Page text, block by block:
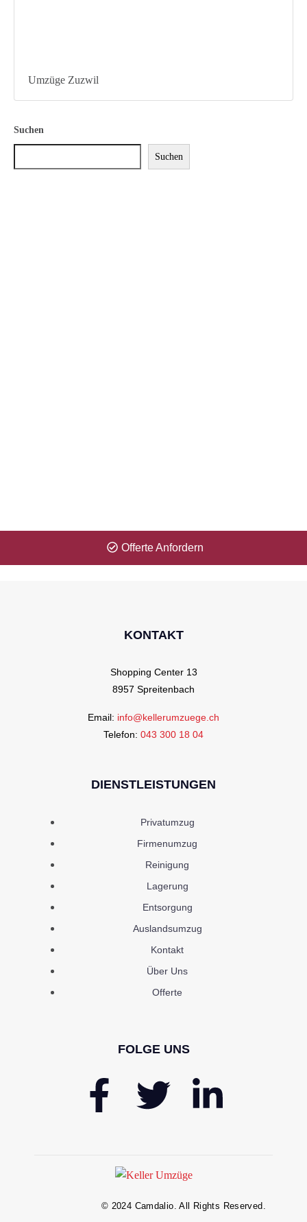
Umzüge Zuzwil
Suchen
Suchen
Offerte Anfordern
KONTAKT
Shopping Center 13
8957 Spreitenbach
Email: info@kellerumzuege.ch
Telefon: 043 300 18 04
DIENSTLEISTUNGEN
Privatumzug
Firmenumzug
Reinigung
Lagerung
Entsorgung
Auslandsumzug
Kontakt
Über Uns
Offerte
FOLGE UNS
© 2024 Camdalio. All Rights Reserved.